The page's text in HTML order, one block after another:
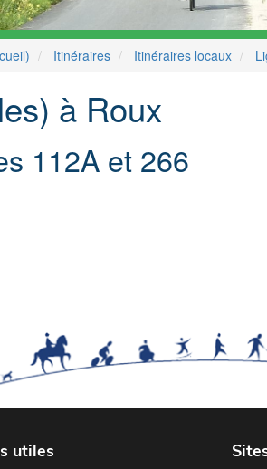
Itinéraires Itinéraires locaux
à Roux
112A et 266
utiles